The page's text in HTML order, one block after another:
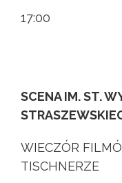
17:00
SCENA IM. ST.
WIECZÓR
TISCHNERZE